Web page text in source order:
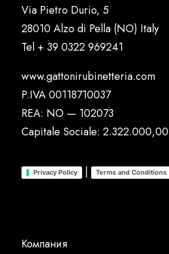
Via Pietro Durio, 5
28010 Alzo di Pella (NO) Italy
Tel + 39 0322 969241
www.gattonirubinetteria.com
P.IVA 00118710037
REA: NO — 102073
Capitale Sociale: 2.322.000,00
Privacy Policy | Terms and Conditions
Компания